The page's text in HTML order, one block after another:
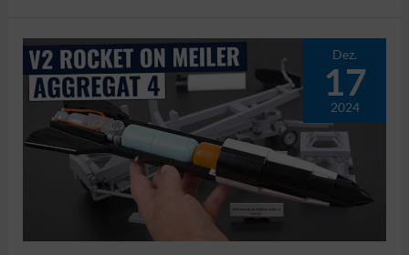
Panzer
VIII
Maus(Speed
Build
Review)
Dez.
17
2024